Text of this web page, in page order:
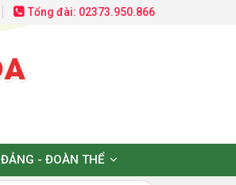
Tổng đài: 02373.950.866
ĐẢNG - ĐOÀN THỂ